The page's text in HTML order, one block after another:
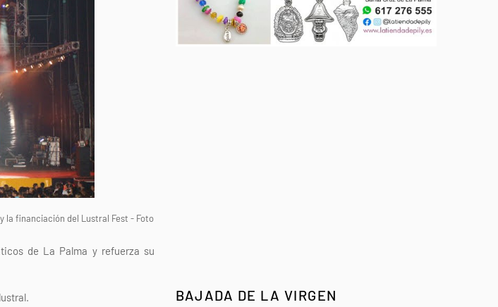
la financiación del Lustral Fest - Foto
de La Palma y refuerza su
BAJADA DE LA VIRGEN